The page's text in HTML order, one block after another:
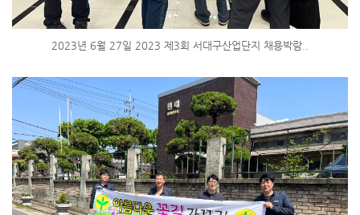
2023년 6월 27일 2023 제3회 서대구산업단지 채용박람..